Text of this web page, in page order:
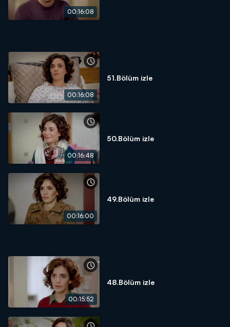
00:16:08
00:16:08
51.Bölüm izle
00:16:48
50.Bölüm izle
00:16:00
49.Bölüm izle
00:15:52
48.Bölüm izle